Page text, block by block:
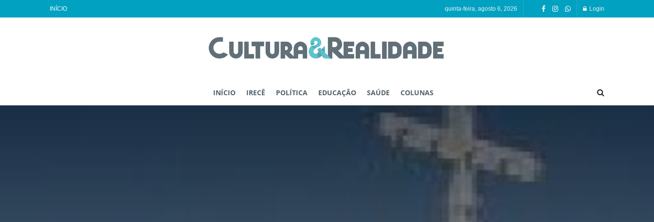
INÍCIO quinta-feira, agosto 6, 2026 Login
INÍCIO IRECÊ POLÍTICA EDUCAÇÃO SAÚDE COLUNAS